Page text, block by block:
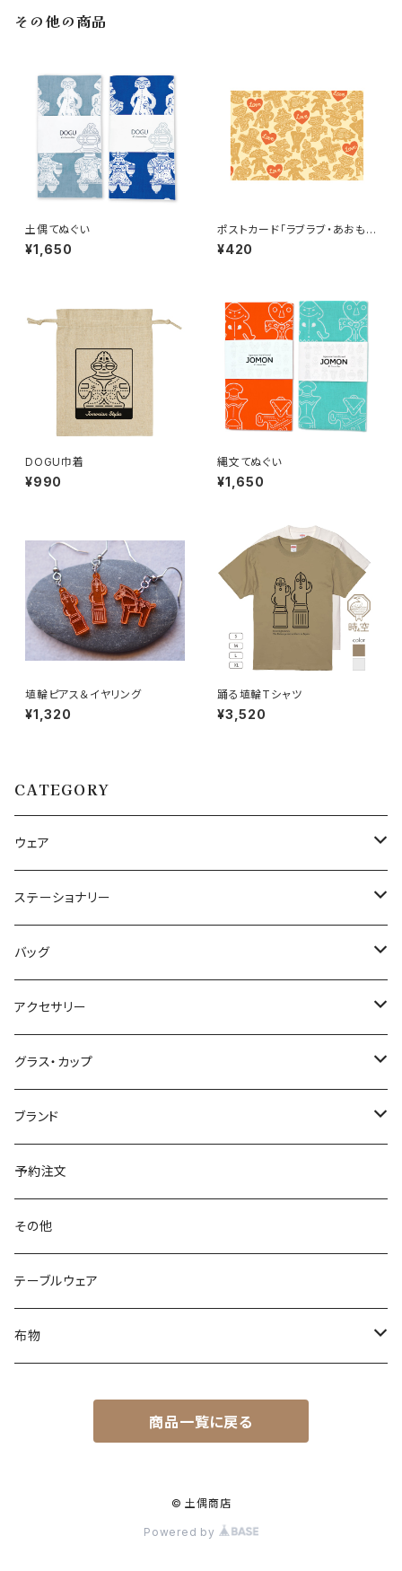
その他の商品
土偶てぬぐい
¥1,650
ポストカード「ラブラブ・あおもり
の土偶ちゃん」tc03
¥420
DOGU巾着
¥990
縄文てぬぐい
¥1,650
埴輪ピアス＆イヤリング
¥1,320
踊る埴輪Tシャツ
¥3,520
CATEGORY
ウェア
Tシャツ
半袖Tシャツ
長袖Tシャツ
パーカー
エプロン
ロングスリーブTシャツ
ポロシャツ
スウェット
ベビーウェア
ベイビービブ(よだれかけ)
キッズウェア
ネクタイ
ステーショナリー
メモ帳、ノート
一筆箋
御朱印帳
クリアファイル
マスキングテープ
ステッカー
バッグ
布バッグ
マルシェバッグ
サコッシュ
ポーチ
パッカブルバッグ
アクセサリー
バッジ・ピンズ
ピンズ
バッジ
ピアス・イヤリング
チャーム
グラス・カップ
ボトル
カップ
マグカップ
ブランド
Jomonian Styles
どろなわ工房
星降る中部高地の縄文世界
ろまん研究所（松本ジュンイチロー）
予約注文
その他
テーブルウェア
布物
商品一覧に戻る
© 土偶商店
Powered by